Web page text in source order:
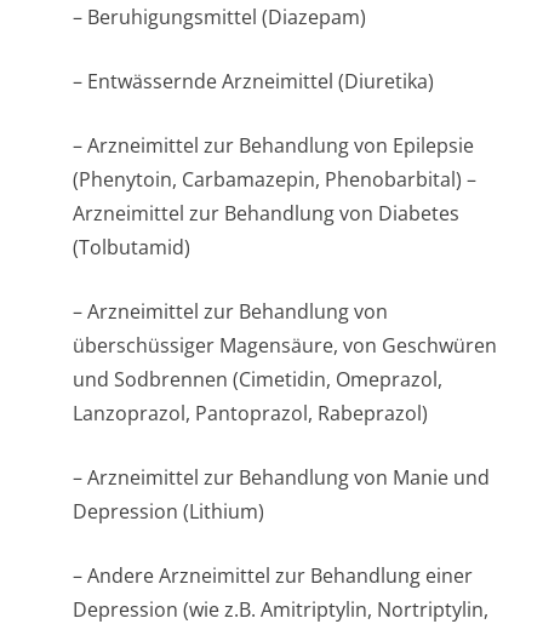
– Beruhigungsmittel (Diazepam)
– Entwässernde Arzneimittel (Diuretika)
– Arzneimittel zur Behandlung von Epilepsie
(Phenytoin, Carbamazepin, Phenobarbital) –
Arzneimittel zur Behandlung von Diabetes
(Tolbutamid)
– Arzneimittel zur Behandlung von
überschüssiger Magensäure, von Geschwüren
und Sodbrennen (Cimetidin, Omeprazol,
Lanzoprazol, Pantoprazol, Rabeprazol)
– Arzneimittel zur Behandlung von Manie und
Depression (Lithium)
– Andere Arzneimittel zur Behandlung einer
Depression (wie z.B. Amitriptylin, Nortriptylin,